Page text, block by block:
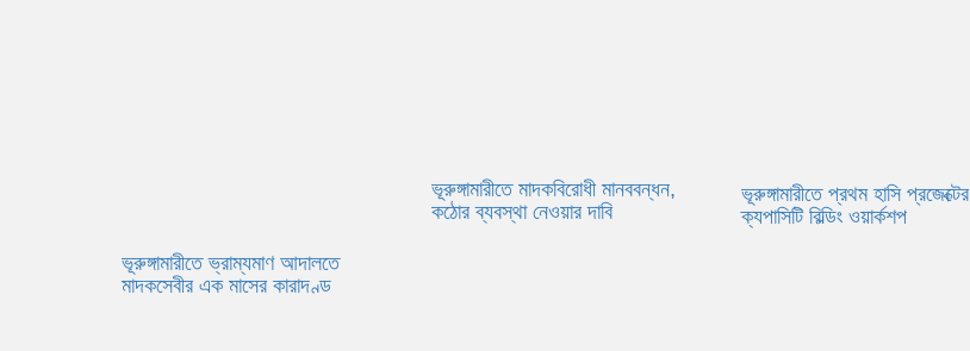
ভূরুঙ্গামারীতে ভ্রাম্যমাণ আদালতে
মাদকসেবীর এক মাসের কারাদণ্ড
ভূরুঙ্গামারীতে মাদকবিরোধী মানববন্ধন,
কঠোর ব্যবস্থা নেওয়ার দাবি
ভূরুঙ্গামারীতে প্রথম হাসি প্রজেক্টের
ক্যপাসিটি বিল্ডিং ওয়ার্কশপ